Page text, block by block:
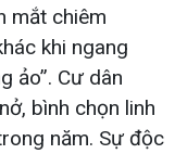
mắt chiêm
khi ngang
ảo”. Cư dân
bình chọn linh
năm. Sự độc